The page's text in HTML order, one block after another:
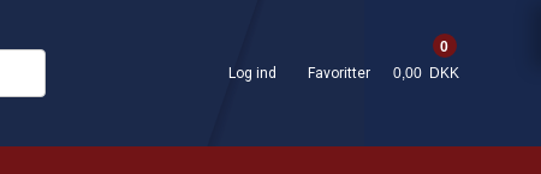
Log ind Favoritter
0
0,00 DKK